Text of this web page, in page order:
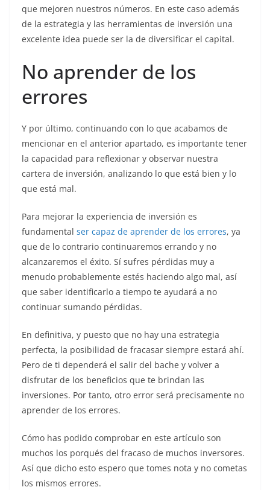
que mejoren nuestros números. En este caso además
de la estrategia y las herramientas de inversión una
excelente idea puede ser la de diversificar el capital.
No aprender de los
errores
Y por último, continuando con lo que acabamos de
mencionar en el anterior apartado, es importante tener
la capacidad para reflexionar y observar nuestra
cartera de inversión, analizando lo que está bien y lo
que está mal.
Para mejorar la experiencia de inversión es
fundamental ser capaz de aprender de los errores, ya
que de lo contrario continuaremos errando y no
alcanzaremos el éxito. Sí sufres pérdidas muy a
menudo probablemente estés haciendo algo mal, así
que saber identificarlo a tiempo te ayudará a no
continuar sumando pérdidas.
En definitiva, y puesto que no hay una estrategia
perfecta, la posibilidad de fracasar siempre estará ahí.
Pero de ti dependerá el salir del bache y volver a
disfrutar de los beneficios que te brindan las
inversiones. Por tanto, otro error será precisamente no
aprender de los errores.
Cómo has podido comprobar en este artículo son
muchos los porqués del fracaso de muchos inversores.
Así que dicho esto espero que tomes nota y no cometas
los mismos errores.